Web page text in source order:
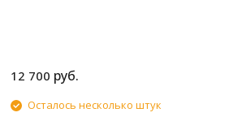
12 700 руб.
Осталось несколько штук